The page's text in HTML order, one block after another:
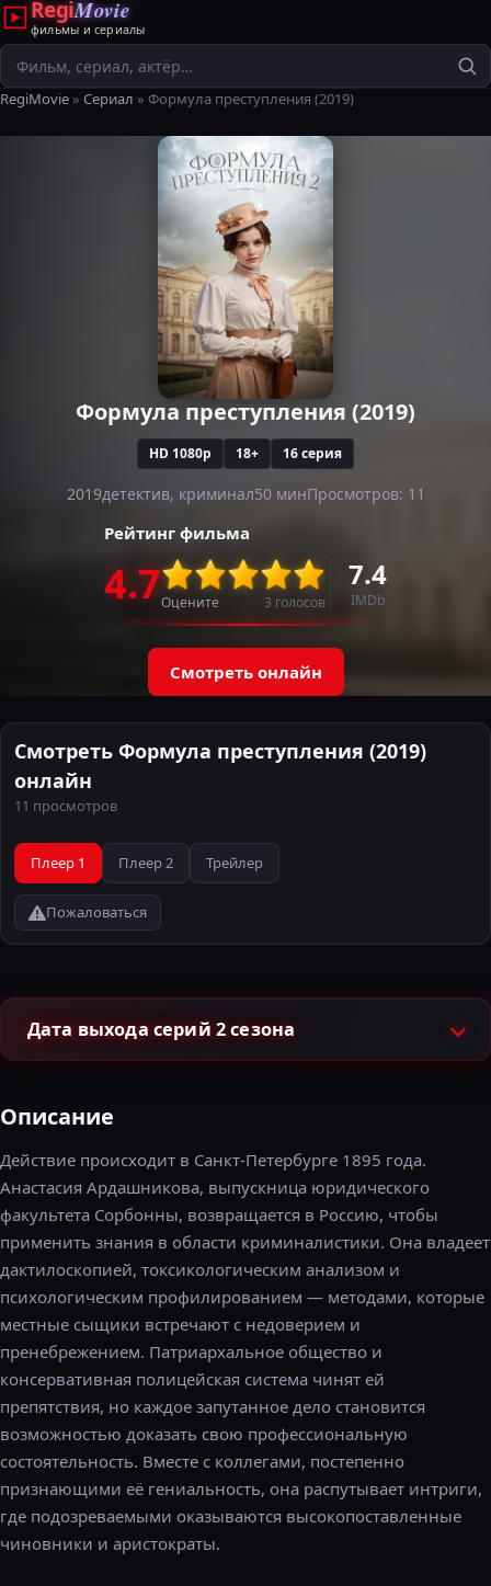
RegiMovie
фильмы и сериалы
Поиск
RegiMovie» Сериал » Формула преступления (2019)
Формула преступления (2019)
HD 1080p 18+ 16 серия
2019детектив, криминал50 минПросмотров: 11
Рейтинг фильма
4.7Оцените 3 голосов
7.4
IMDb
Смотреть онлайн
Смотреть Формула преступления (2019)
онлайн
11 просмотров
Плеер 1 Плеер 2 Трейлер
Пожаловаться
Дата выхода серий 2 сезона
Описание
Действие происходит в Санкт-Петербурге 1895 года.
Анастасия Ардашникова, выпускница юридического
факультета Сорбонны, возвращается в Россию, чтобы
применить знания в области криминалистики. Она владеет
дактилоскопией, токсикологическим анализом и
психологическим профилированием — методами, которые
местные сыщики встречают с недоверием и
пренебрежением. Патриархальное общество и
консервативная полицейская система чинят ей
препятствия, но каждое запутанное дело становится
возможностью доказать свою профессиональную
состоятельность. Вместе с коллегами, постепенно
признающими её гениальность, она распутывает интриги,
где подозреваемыми оказываются высокопоставленные
чиновники и аристократы.